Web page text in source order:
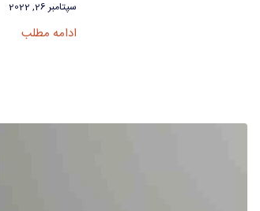
سپتامبر 26, 2022
ادامه مطلب